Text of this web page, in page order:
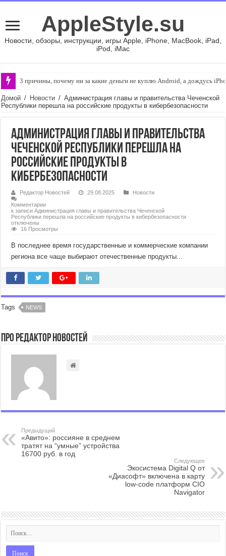
AppleStyle.su
Новости, обзоры, инструкции, игры Apple, iPhone, MacBook, iPad,
iPod, iMac
3 причины, почему ни за какие деньги не куплю Android, а дождусь
Домой / Новости / Администрация главы и правительства Чеченской
Республики перешла на российские продукты в кибербезопасности
Администрация главы и правительства
Чеченской Республики перешла на
российские продукты в
кибербезопасности
Редактор Новостей 29.08.2025
Новости
Комментарии
к записи Администрация главы и правительства Чеченской
Республики перешла на российские продукты в кибербезопасности
отключены
16 Просмотры
В последнее время государственные и коммерческие компании
региона все чаще выбирают отечественные продукты...
Tags NEWS
Про Редактор Новостей
Предыдущий
«Авито»: россияне в среднем
тратят на “умные” устройства
16700 руб. в год
Следующее
Экосистема Digital Q от
«Диасофт» включена в карту
low-code платформ CIO
Navigator